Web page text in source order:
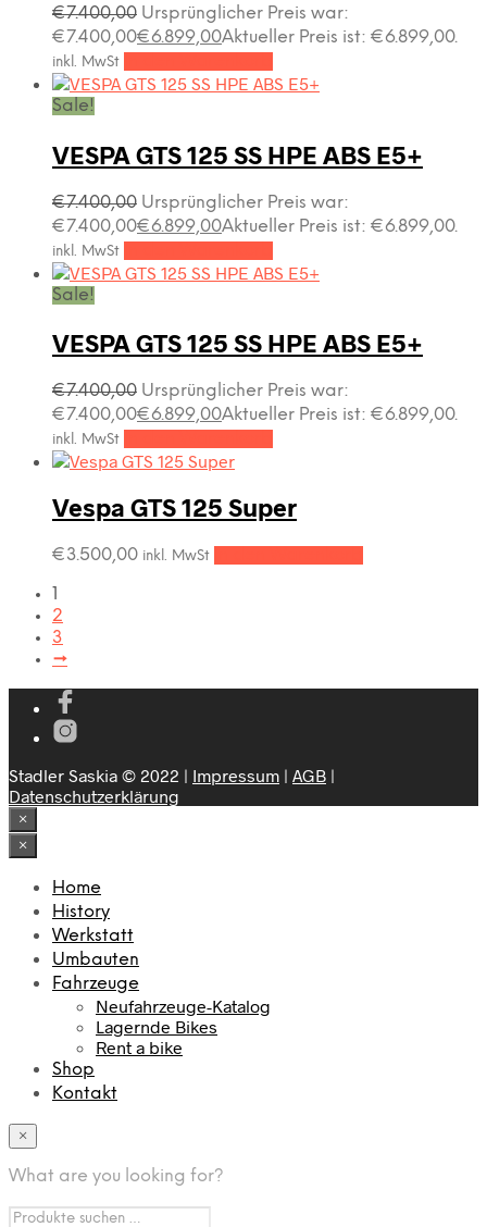
€7.400,00 Ursprünglicher Preis war:
€7.400,00€6.899,00Aktueller Preis ist: €6.899,00.
inkl. MwSt
Sale!
VESPA GTS 125 SS HPE ABS E5+
€7.400,00 Ursprünglicher Preis war:
€7.400,00€6.899,00Aktueller Preis ist: €6.899,00.
inkl. MwSt
Sale!
VESPA GTS 125 SS HPE ABS E5+
€7.400,00 Ursprünglicher Preis war:
€7.400,00€6.899,00Aktueller Preis ist: €6.899,00.
inkl. MwSt
Vespa GTS 125 Super
€3.500,00 inkl. MwSt
1
2
3
→
Stadler Saskia © 2022 | Impressum | AGB |
Datenschutzerklärung
×
×
Home
History
Werkstatt
Umbauten
Fahrzeuge
Neufahrzeuge-Katalog
Lagernde Bikes
Rent a bike
Shop
Kontakt
×
What are you looking for?